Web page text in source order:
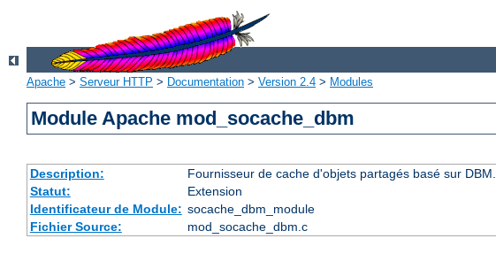
Apache > Serveur HTTP > Documentation > Version 2.4 > Modules
Module Apache mod_socache_dbm
Description:
Fournisseur de cache d'objets partagés basé sur DBM.
Statut:
Extension
Identificateur de Module: socache_dbm_module
Fichier Source:
mod_socache_dbm.c